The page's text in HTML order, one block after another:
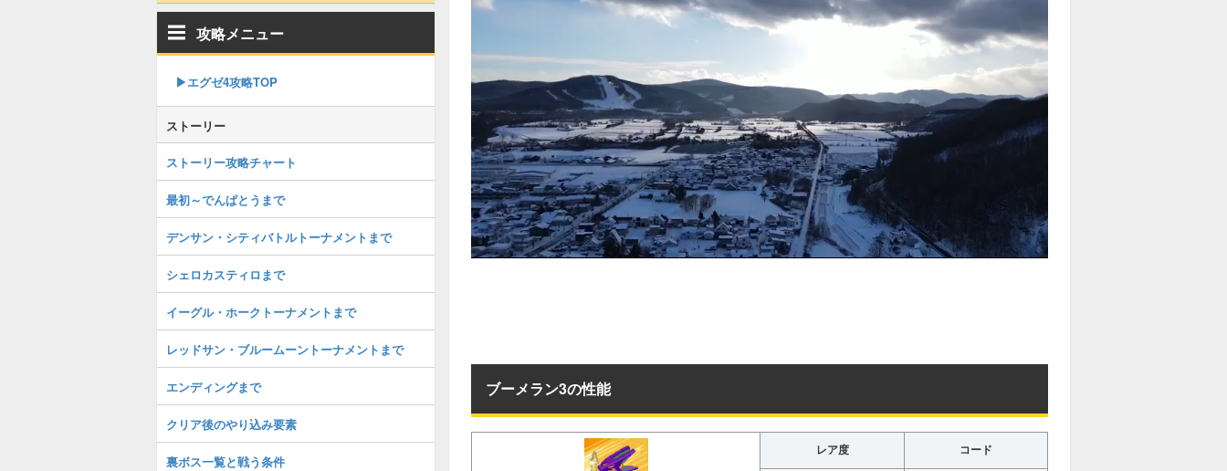
ブーメラン3の性能
レア度 コード
攻略メニュー
▶︎エグゼ4攻略TOP
ストーリー
ストーリー攻略チャート
最初～でんぱとうまで
デンサン・シティバトルトーナメントまで
シェロカスティロまで
イーグル・ホークトーナメントまで
レッドサン・ブルームーントーナメントまで
エンディングまで
クリア後のやり込み要素
裏ボス一覧と戦う条件